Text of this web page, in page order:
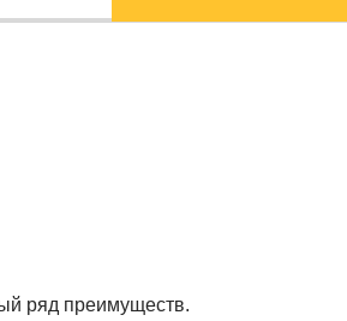
ряд преимуществ.